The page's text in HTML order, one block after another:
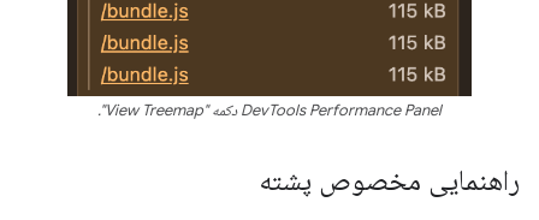
DevTools Performance Panel دکمه "View Treemap".
راهنمایی مخصوص پشته